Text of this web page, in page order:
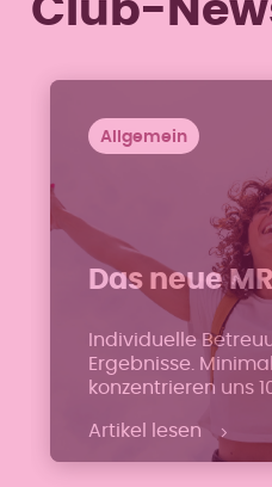
Club-
Allgemein
Das neue
Individuelle
Ergebnisse.
konzentrieren uns
Bedürfnisse.
Artikel lesen